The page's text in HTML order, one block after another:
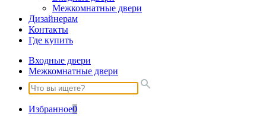
Межкомнатные двери
Дизайнерам
Контакты
Где купить
Входные двери
Межкомнатные двери
Избранное0